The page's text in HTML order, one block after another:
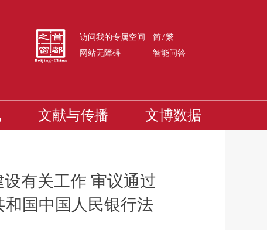
访问我的专属空间 简/繁
网站无障碍
智能问答
文献与传播 文博数据
有关工作 审议通过
和国中国人民银行法